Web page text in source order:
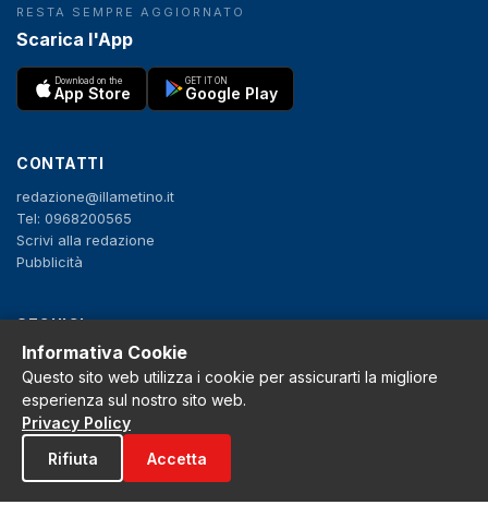
RESTA SEMPRE AGGIORNATO
Scarica l'App
Download on the
App Store
GET IT ON
Google Play
CONTATTI
redazione@illametino.it
Tel: 0968200565
Scrivi alla redazione
Pubblicità
SEGUICI
Privacy Policy
Cookie Policy
Note legali
La Redazione
Informativa Cookie
Questo sito web utilizza i cookie per assicurarti la migliore
esperienza sul nostro sito web.
Privacy Policy
Rifiuta
Accetta